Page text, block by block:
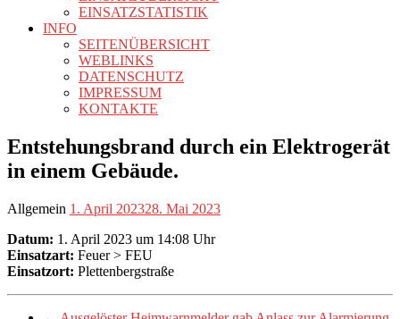
EINSATZSTATISTIK
INFO
SEITENÜBERSICHT
WEBLINKS
DATENSCHUTZ
IMPRESSUM
KONTAKTE
Entstehungsbrand durch ein Elektrogerät
in einem Gebäude.
Allgemein 1. April 202328. Mai 2023
Datum: 1. April 2023 um 14:08 Uhr
Einsatzart: Feuer > FEU
Einsatzort: Plettenbergstraße